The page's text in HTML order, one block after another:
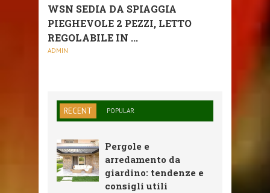
WSN SEDIA DA SPIAGGIA
PIEGHEVOLE 2 PEZZI, LETTO
REGOLABILE IN ...
ADMIN
RECENT POPULAR
Pergole e
arredamento da
giardino: tendenze e
consigli utili